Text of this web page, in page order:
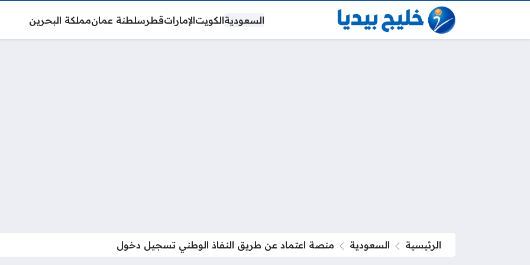
السعوديةالكويتالإماراتقطرسلطنة عمانمملكة البحرين
الرئيسية السعودية منصة اعتماد عن طريق النفاذ الوطني تسجيل دخول